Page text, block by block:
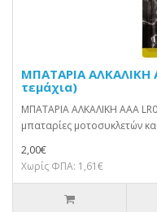
ΜΠΑΤΑΡΙΑ ΑΛΚΑΛΙΚΗ
τεμάχια)
ΜΠΑΤΑΡΙΑ ΑΛΚΑΛΙΚΗ AAA
μπαταρίες μοτοσυκλετών
2,00€
Χωρίς ΦΠΑ: 1,61€